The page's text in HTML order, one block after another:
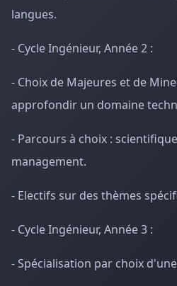
langues.
- Cycle Ingénieur, Année 2 :
- Choix de Majeures et de
approfondir un domaine
- Parcours à choix :
management.
- Electifs sur des thèmes
- Cycle Ingénieur, Année 3 :
- Spécialisation par choix